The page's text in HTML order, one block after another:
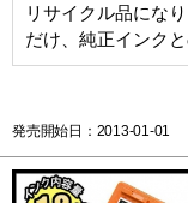
リサイクル品にな
だけ、純正インク
発売開始日：2013-01-01